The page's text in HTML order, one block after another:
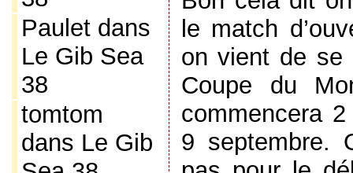
Pauletdans
Le Gib Sea
38
tomtom
dans Le Gib
le match
on vient de se
Coupe du
commencera
9 septembre.